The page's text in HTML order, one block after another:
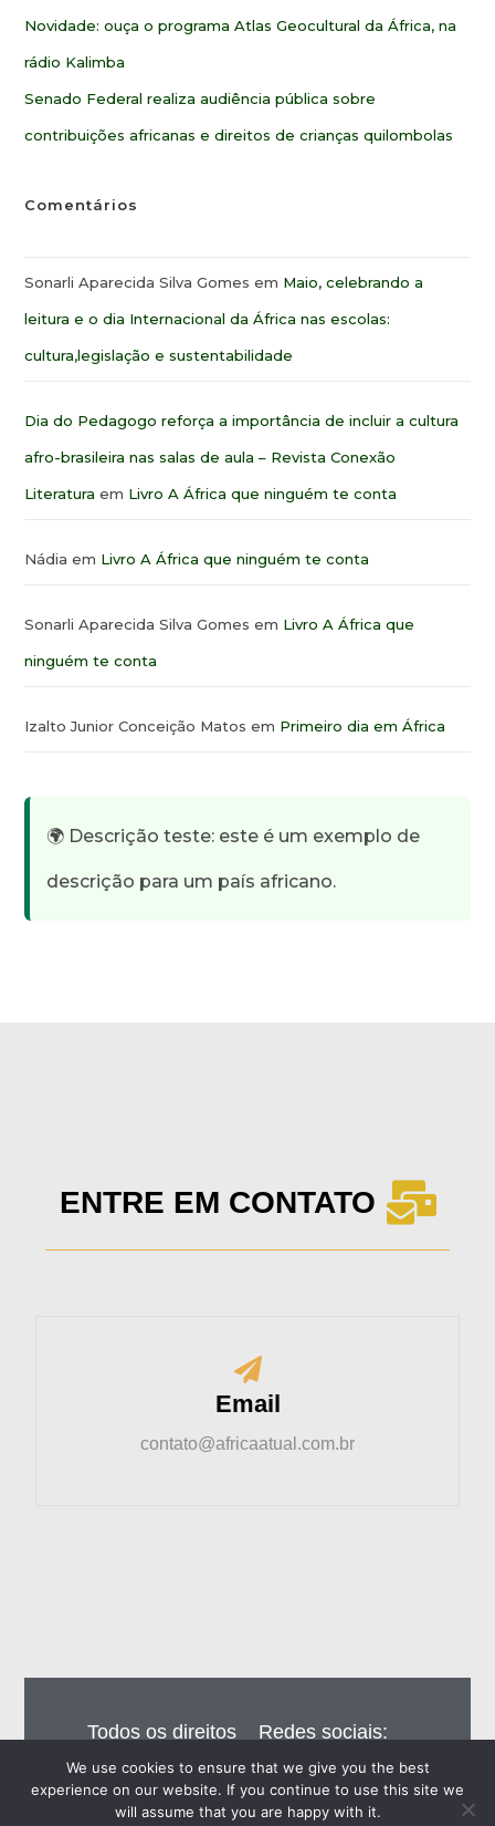
Novidade: ouça o programa Atlas Geocultural da África, na
rádio Kalimba
Senado Federal realiza audiência pública sobre
contribuições africanas e direitos de crianças quilombolas
Comentários
Sonarli Aparecida Silva Gomes em Maio, celebrando a
leitura e o dia Internacional da África nas escolas:
cultura,legislação e sustentabilidade
Dia do Pedagogo reforça a importância de incluir a cultura
afro-brasileira nas salas de aula – Revista Conexão
Literatura em Livro A África que ninguém te conta
Nádia em Livro A África que ninguém te conta
Sonarli Aparecida Silva Gomes em Livro A África que
ninguém te conta
Izalto Junior Conceição Matos em Primeiro dia em África
🌍 Descrição teste: este é um exemplo de
descrição para um país africano.
ENTRE EM CONTATO
Email
contato@africaatual.com.br
Todos os direitos
Eiros do Brasil Ltda
Redes sociais:
We use cookies to ensure that we give you the best
experience on our website. If you continue to use this site we
will assume that you are happy with it.